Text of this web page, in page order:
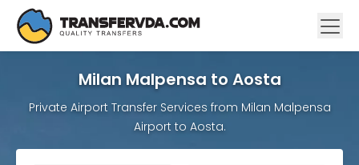
Milan Malpensa to Aosta
Private Airport Transfer Services from Milan Malpensa
Airport to Aosta.